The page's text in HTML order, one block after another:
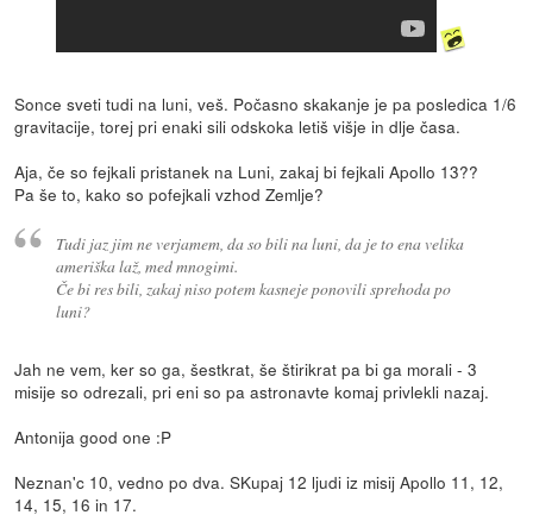
Sonce sveti tudi na luni, veš. Počasno skakanje je pa posledica 1/6
gravitacije, torej pri enaki sili odskoka letiš višje in dlje časa.
Aja, če so fejkali pristanek na Luni, zakaj bi fejkali Apollo 13??
Pa še to, kako so pofejkali vzhod Zemlje?
Tudi jaz jim ne verjamem, da so bili na luni, da je to ena velika
ameriška laž, med mnogimi.
Če bi res bili, zakaj niso potem kasneje ponovili sprehoda po
luni?
Jah ne vem, ker so ga, šestkrat, še štirikrat pa bi ga morali - 3
misije so odrezali, pri eni so pa astronavte komaj privlekli nazaj.
Antonija good one :P
Neznan'c 10, vedno po dva. SKupaj 12 ljudi iz misij Apollo 11, 12,
14, 15, 16 in 17.